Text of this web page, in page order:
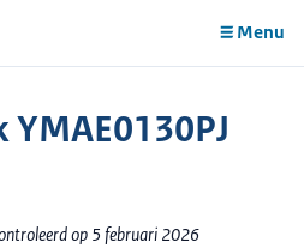
Menu
YMAE0130PJ
op 5 februari 2026